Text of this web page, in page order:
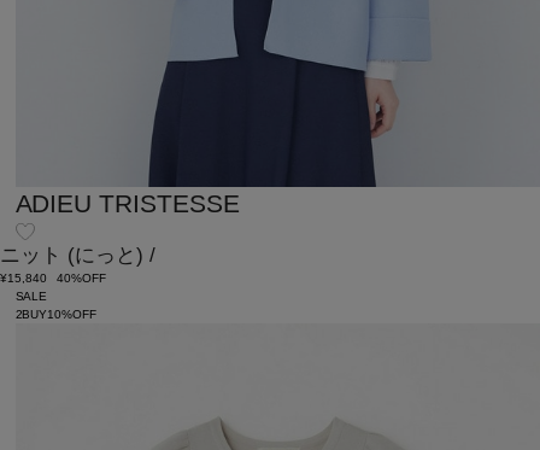
ADIEU TRISTESSE
ニット (にっと) /
¥15,840
40%OFF
SALE
2BUY10%OFF